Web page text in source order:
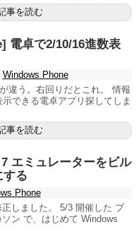
事を読む
電卓で2/10/16進数表
Windows Phone
違う。右回りだとこれ。 情報
できる電卓アプリ探してしま
事を読む
エミュレーターをビル
する
Phone
しました。 5/3 開催した プ
ン で、はじめて Windows